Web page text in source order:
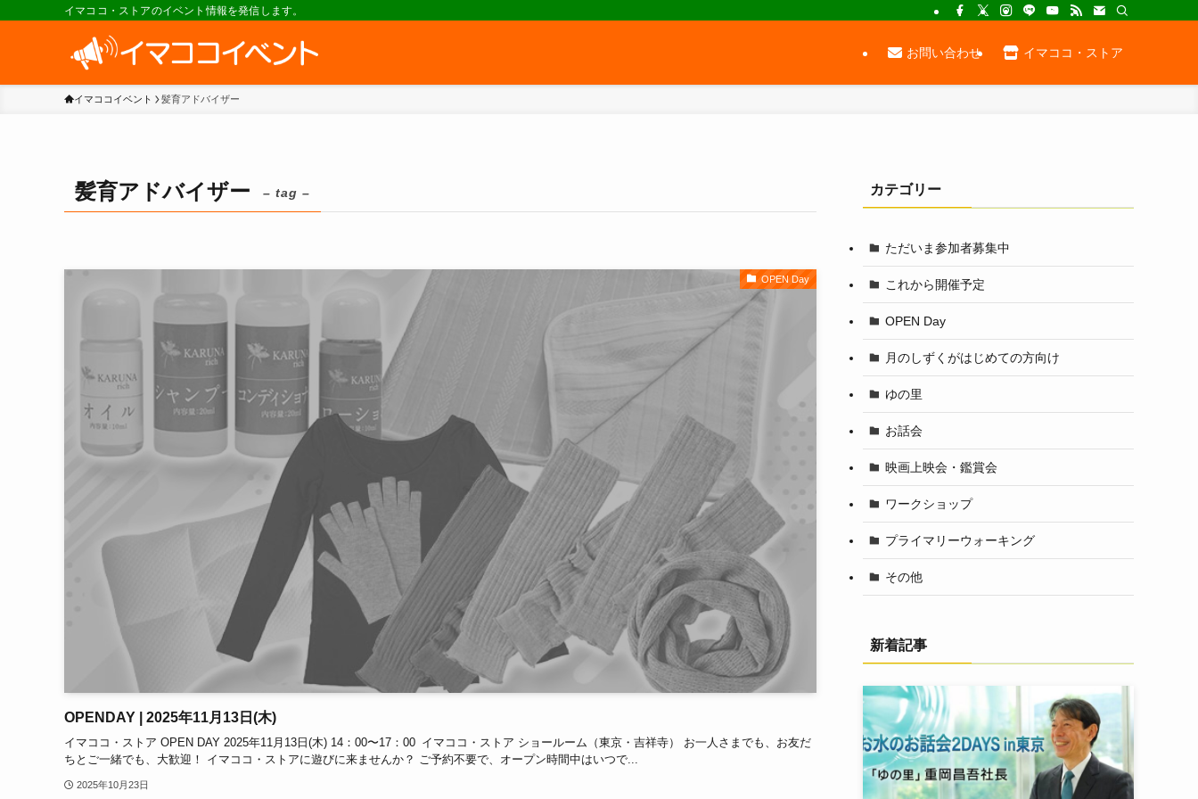
イマココ・ストアのイベント情報を発信します。
お問い合わせ イマココ・ストア
イマココイベント 髪育アドバイザー
髪育アドバイザー – tag –
OPEN Day
OPENDAY | 2025年11月13日(木)
イマココ・ストア OPEN DAY 2025年11月13日(木) 14：00〜17：00 イマココ・ストア ショールーム（東京・吉祥寺） お一人さまでも、お友だ
ちとご一緒でも、大歓迎！ イマココ・ストアに遊びに来ませんか？ ご予約不要で、オープン時間中はいつで...
2025年10月23日
カテゴリー
ただいま参加者募集中
これから開催予定
OPEN Day
月のしずくがはじめての方向け
ゆの里
お話会
映画上映会・鑑賞会
ワークショップ
プライマリーウォーキング
その他
新着記事